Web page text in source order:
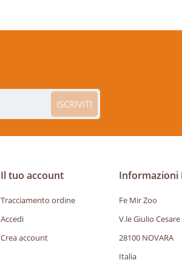
ISCRIVITI
Il tuo account
Tracciamento ordine
Accedi
Crea account
Informazioni
Fe Mir Zoo
V.le Giulio
28100 NOVARA
Italia